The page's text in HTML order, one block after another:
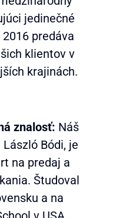
jedinečné
predáva
klientov v
krajinách.
znalosť: Náš
Bódi, je
na predaj a
Študoval
a na